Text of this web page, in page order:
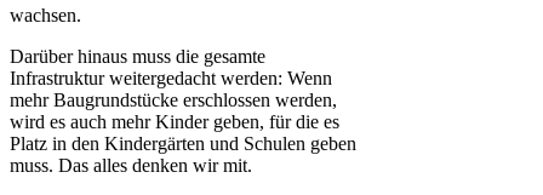
wachsen.
Darüber hinaus muss die gesamte
Infrastruktur weitergedacht werden: Wenn
mehr Baugrundstücke erschlossen werden,
wird es auch mehr Kinder geben, für die es
Platz in den Kindergärten und Schulen geben
muss. Das alles denken wir mit.